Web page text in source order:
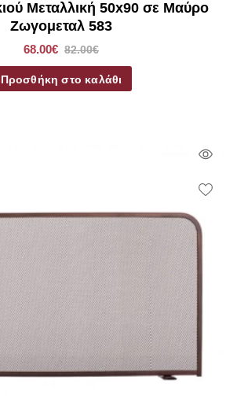
Μεταλλική 50x90 σε Mαύρο
Ζωγομεταλ 583
68.00€ 82.00€
Προσθήκη στο καλάθι